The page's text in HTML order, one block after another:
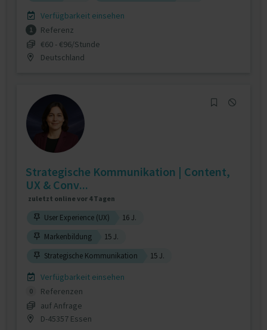
Verfügbarkeit einsehen
1
Referenz
€60 - €96/Stunde
Deutschland
Strategische Kommunikation | Content,
UX & Conv...
zuletzt online vor 4 Tagen
User Experience (UX)
16 J.
Markenbildung
15 J.
Strategische Kommunikation
15 J.
Verfügbarkeit einsehen
0
Referenzen
auf Anfrage
D-45357 Essen